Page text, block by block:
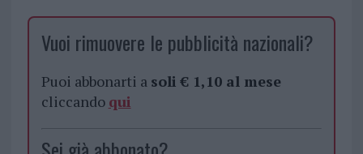
Vuoi rimuovere le pubblicità nazionali?
Puoi abbonarti a soli € 1,10 al mese
cliccando qui